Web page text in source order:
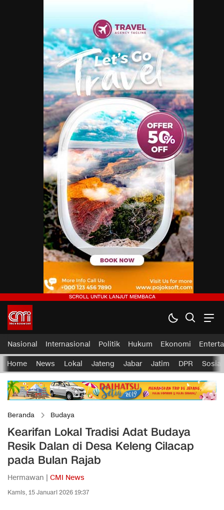
Nasional Internasional Politik Hukum Ekonomi
Home News Lokal Jateng Jabar Jatim DPR Sosial
Beranda Budaya
Kearifan Lokal Tradisi Adat Budaya
Resik Dalan di Desa Keleng Cilacap
pada Bulan Rajab
Hermawan | CMI News
Kamis, 15 Januari 2026 19:37